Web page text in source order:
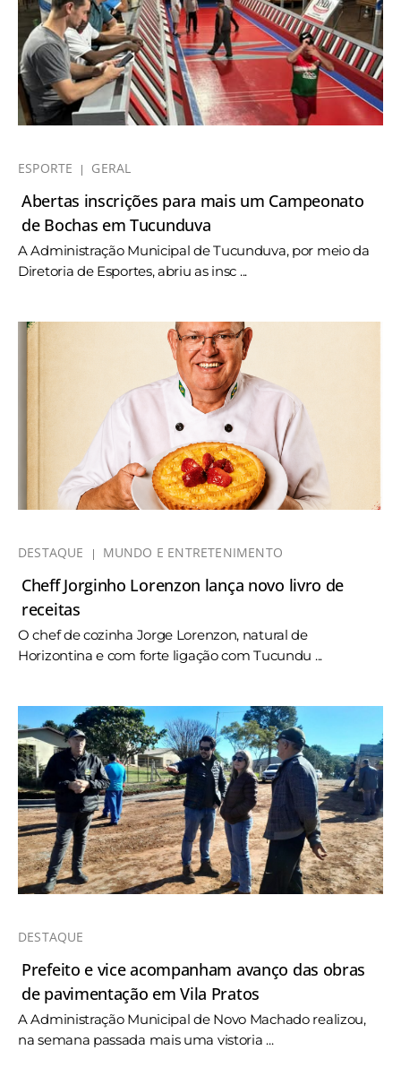
ESPORTE GERAL
Abertas inscrições para mais um Campeonato
de Bochas em Tucunduva
A Administração Municipal de Tucunduva, por meio da
Diretoria de Esportes, abriu as insc ...
DESTAQUE MUNDO E ENTRETENIMENTO
Cheff Jorginho Lorenzon lança novo livro de
receitas
O chef de cozinha Jorge Lorenzon, natural de
Horizontina e com forte ligação com Tucundu ...
DESTAQUE
Prefeito e vice acompanham avanço das obras
de pavimentação em Vila Pratos
A Administração Municipal de Novo Machado realizou,
na semana passada mais uma vistoria ...